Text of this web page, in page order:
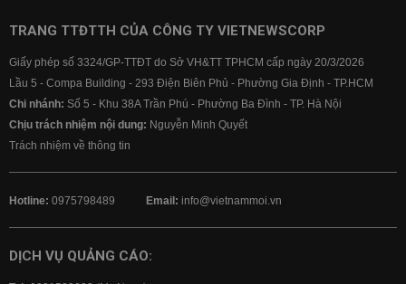
TRANG TTĐTTH CỦA CÔNG TY VIETNEWSCORP
Giấy phép số 3324/GP-TTĐT do Sở VH&TT TPHCM cấp ngày 20/3/2026
Lầu 5 - Compa Building - 293 Điện Biên Phủ - Phường Gia Định - TP.HCM
Chi nhánh: Số 5 - Khu 38A Trần Phú - Phường Ba Đình - TP. Hà Nội
Chịu trách nhiệm nội dung: Nguyễn Minh Quyết
Trách nhiệm về thông tin
Hotline: 0975798489 Email: info@vietnammoi.vn
DỊCH VỤ QUẢNG CÁO: